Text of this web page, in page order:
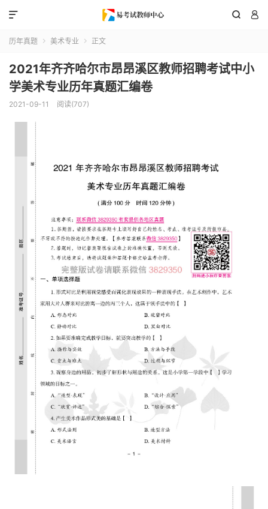
 

历年真题  美术专业  正文
2021年齐齐哈尔市昂昂溪区教师招聘考试中小
学美术专业历年真题汇编卷
2021-09-11 阅读(707)